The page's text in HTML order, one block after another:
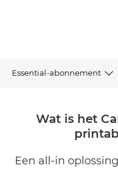
Essential-abonnement
FAQ's
Wat is het
Een all-in